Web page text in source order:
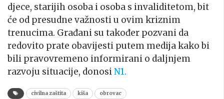
djece, starijih osoba i osoba s invaliditetom, bit
će od presudne važnosti u ovim kriznim
trenucima. Građani su također pozvani da
redovito prate obavijesti putem medija kako bi
bili pravovremeno informirani o daljnjem
razvoju situacije, donosiN1.
civilna zaštita kiša obrovac